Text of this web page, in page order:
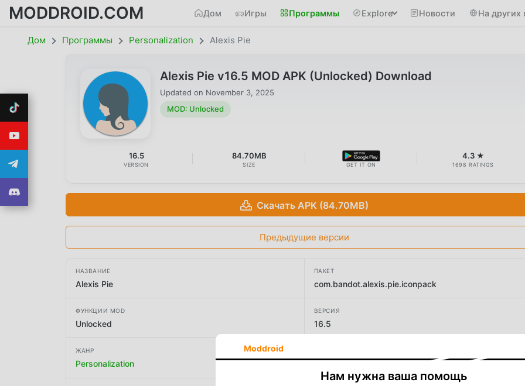
MODDROID.COM Дом Игры Программы Explore Новости На других
Дом Программы Personalization Alexis Pie
Alexis Pie v16.5 MOD APK (Unlocked) Download
Updated on November 3, 2025
MOD: Unlocked
16.5
VERSION
84.70MB
SIZE GET IT ON
4.3 ★
1698 RATINGS
Скачать APK (84.70MB)
Предыдущие версии
НАЗВАНИЕ
Alexis Pie
ПАКЕТ
com.bandot.alexis.pie.iconpack
ФУНКЦИИ MOD
Unlocked
ВЕРСИЯ
16.5
ЖАНР
Personalization Bandot
Moddroid
Нам нужна ваша помощь